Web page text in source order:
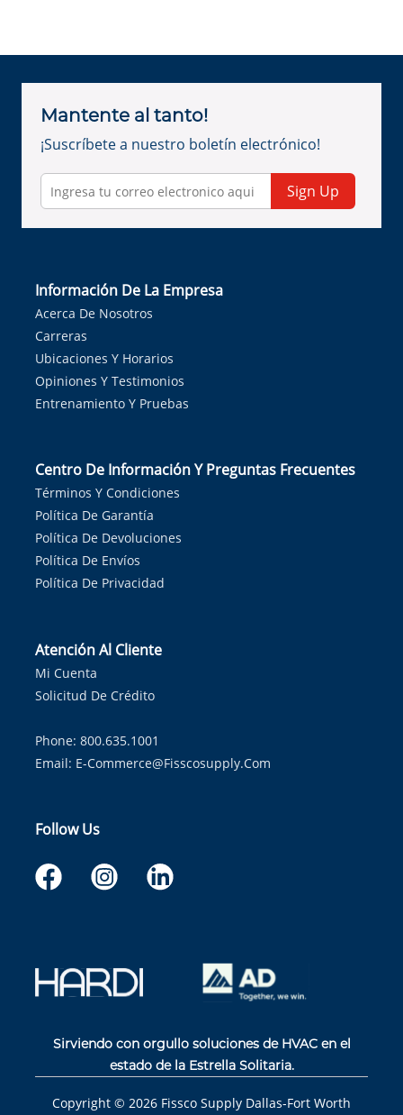
Mantente al tanto!
¡Suscríbete a nuestro boletín electrónico!
Sign Up
Información De La Empresa
Acerca De Nosotros
Carreras
Ubicaciones Y Horarios
Opiniones Y Testimonios
Entrenamiento Y Pruebas
Centro De Información Y Preguntas Frecuentes
Términos Y Condiciones
Política De Garantía
Política De Devoluciones
Política De Envíos
Política De Privacidad
Atención Al Cliente
Mi Cuenta
Solicitud De Crédito
Phone: 800.635.1001
Email: E-Commerce@fisscosupply.com
Follow Us
Sirviendo con orgullo soluciones de HVAC en el
estado de la Estrella Solitaria.
Copyright © 2026 Fissco Supply Dallas-Fort Worth